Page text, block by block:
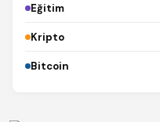
Eğitim
Kripto
Bitcoin